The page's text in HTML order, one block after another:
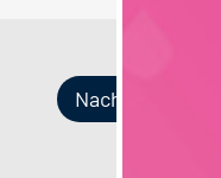
Nach Kategorien